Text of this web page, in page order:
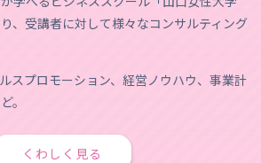
、受講者に対して様々なコンサルティング
スプロモーション、経営ノウハウ、事業計
。
くわしく見る